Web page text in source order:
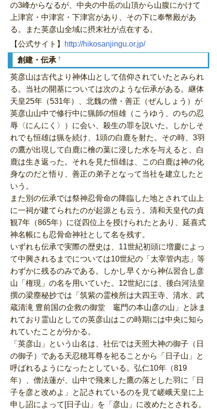
の3峰からなるが、中央の中岳の山頂から山腹にかけて
上津宮・中津宮・下津宮があり、その下に奉幣殿があ
る。また英彦山全域に摂末社が点在する。
【公式サイト】
http://hikosanjingu.or.jp/
創建・伝承 †
英彦山は古代より神体山として信仰されていたとみられ
る。当社の開基については次のような伝承がある。継体
天皇25年（531年）、北魏の僧・善正（ぜんしょう）が
英彦山山中で修行中に猟師の恒雄（こうゆう、のちの忍
辱〈にんにく〉）に会い、殺生の罪を説いた。しかしそ
れでも恒雄は猟を続け、1頭の白鹿を射た。その時、3羽
の鷹が出現して白鹿に檜の葉に浸した水を与えると、白
鹿は生き返った。それを見た恒雄は、この白鹿は神の化
身なのだと悟り、善正の弟子となって当社を建立したと
いう。
また別の伝承では祭神忍骨命の降臨した地とされて山上
に一祠が建てられたのが起源とも云う。清和天皇代の貞
観7年（865年）に従四位上を授けられたとあり、延喜式
神名帳にも忍骨命神社として名を残す。
いずれも伝承で実際の歴史は、11世紀初頭に増慶によっ
て中興されるまでについては10世紀の「太宰管内志」等
わずかに残るのみである。しかし早くから神仏習合し彦
山「権現」の名を用いていた。12世紀には、後白河法皇
撰の梁塵秘抄では「筑紫の霊検所は大四王寺、清水、武
蔵清滝 豊前国の企救の御堂 竈門の本山彦の山」と詠ま
れており霊山としての英彦山はこの時期には中央に知ら
れていたことが分かる。
「英彦山」という山名は、社伝では天照大神の御子（日
の御子）である天忍穂耳尊を祀ることから「日子山」と
呼ばれるようになったとしている。弘仁10年（819
年）、僧法蓮が、山中で飛来した鷹の落とした羽に「日
子を彦と改めよ」と記されているのを見て嵯峨天皇に上
申し詔によって[日子山」を「彦山」に改めたとされる。